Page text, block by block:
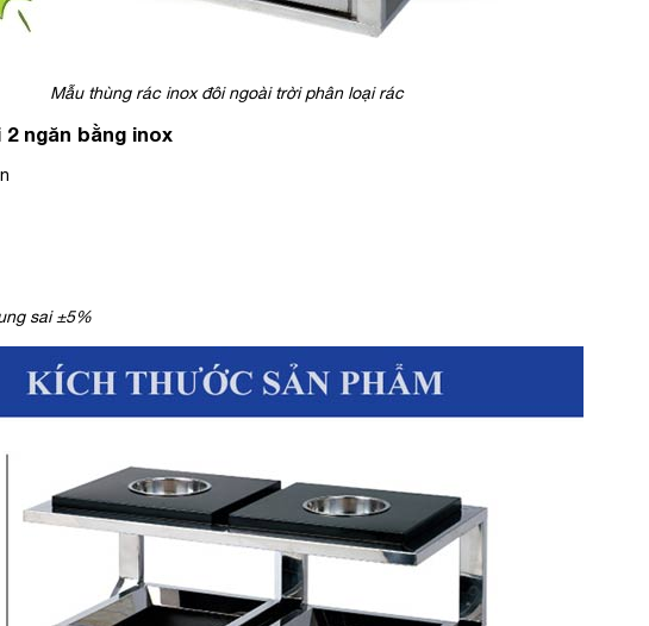
Mẫu thùng rác inox đôi ngoài trời phân loại rác
ngăn bằng inox
sai ±5%